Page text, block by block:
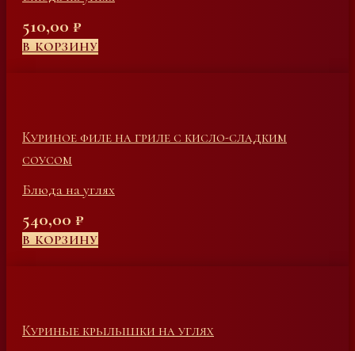
510,00 ₽
В КОРЗИНУ
Куриное филе на гриле с кисло-сладким
соусом
Блюда на углях
540,00 ₽
В КОРЗИНУ
Куриные крылышки на углях